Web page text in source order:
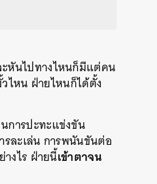
ะหันไปทางไหนก็มีแต่คน
ไหน ฝ่ายไหนก็ได้ตั้ง
นการปะทะแข่งขัน
รละเล่น การพนันขันต่อ
างไร ฝ่ายนี้เข้าตาจน